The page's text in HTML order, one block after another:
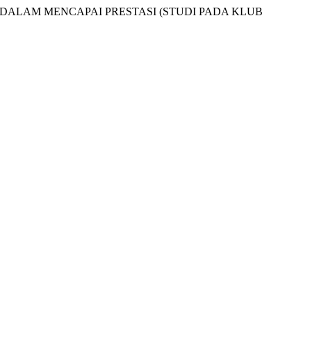
DALAM MENCAPAI PRESTASI (STUDI PADA KLUB